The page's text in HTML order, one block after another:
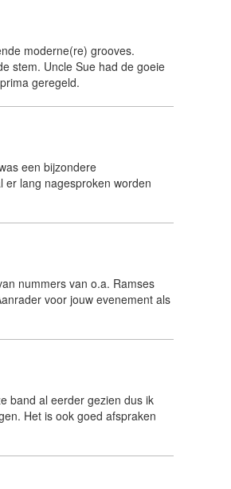
moderne(re) grooves.
stem. Uncle Sue had de goeie
geregeld.
een bijzondere
er lang nagesproken worden
nummers van o.a. Ramses
voor jouw evenement als
band al eerder gezien dus ik
Het is ook goed afspraken